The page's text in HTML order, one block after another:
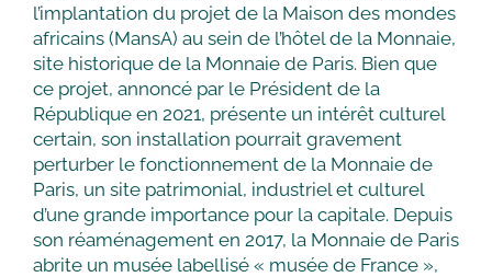
l’implantation du projet de la Maison des mondes
africains (MansA) au sein de l’hôtel de la Monnaie,
site historique de la Monnaie de Paris. Bien que
ce projet, annoncé par le Président de la
République en 2021, présente un intérêt culturel
certain, son installation pourrait gravement
perturber le fonctionnement de la Monnaie de
Paris, un site patrimonial, industriel et culturel
d’une grande importance pour la capitale. Depuis
son réaménagement en 2017, la Monnaie de Paris
abrite un musée labellisé « musée de France »,